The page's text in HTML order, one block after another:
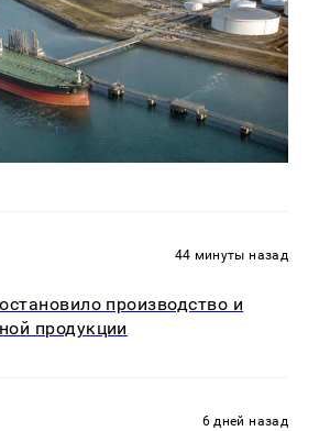
44 минуты назад
производство и
продукции
6 дней назад